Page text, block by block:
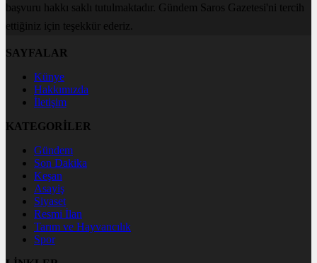
başvuru hakkı saklı tutulmaktadır. Gündem Saros Gazetesi'ni tercih
ettiğiniz için teşekkür ederiz.
SAYFALAR
Künye
Hakkımızda
İletişim
KATEGORİLER
Gündem
Son Dakika
Keşan
Asayiş
Siyaset
Resmi İlan
Tarım ve Hayvancılık
Spor